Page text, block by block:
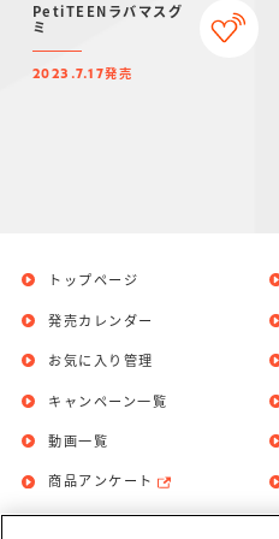
PetiTEENラバマスグ
ミ
2023.7.17発売
トップページ
発売カレンダー
お気に入り管理
キャンペーン一覧
動画一覧
商品アンケート